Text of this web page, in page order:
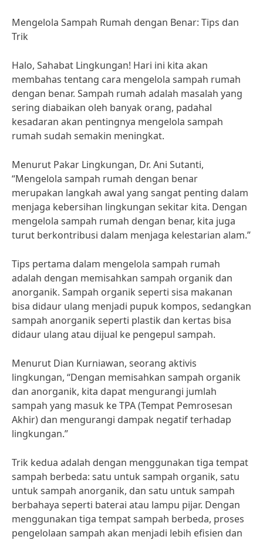
Mengelola Sampah Rumah dengan Benar: Tips dan
Trik
Halo, Sahabat Lingkungan! Hari ini kita akan
membahas tentang cara mengelola sampah rumah
dengan benar. Sampah rumah adalah masalah yang
sering diabaikan oleh banyak orang, padahal
kesadaran akan pentingnya mengelola sampah
rumah sudah semakin meningkat.
Menurut Pakar Lingkungan, Dr. Ani Sutanti,
“Mengelola sampah rumah dengan benar
merupakan langkah awal yang sangat penting dalam
menjaga kebersihan lingkungan sekitar kita. Dengan
mengelola sampah rumah dengan benar, kita juga
turut berkontribusi dalam menjaga kelestarian alam.”
Tips pertama dalam mengelola sampah rumah
adalah dengan memisahkan sampah organik dan
anorganik. Sampah organik seperti sisa makanan
bisa didaur ulang menjadi pupuk kompos, sedangkan
sampah anorganik seperti plastik dan kertas bisa
didaur ulang atau dijual ke pengepul sampah.
Menurut Dian Kurniawan, seorang aktivis
lingkungan, “Dengan memisahkan sampah organik
dan anorganik, kita dapat mengurangi jumlah
sampah yang masuk ke TPA (Tempat Pemrosesan
Akhir) dan mengurangi dampak negatif terhadap
lingkungan.”
Trik kedua adalah dengan menggunakan tiga tempat
sampah berbeda: satu untuk sampah organik, satu
untuk sampah anorganik, dan satu untuk sampah
berbahaya seperti baterai atau lampu pijar. Dengan
menggunakan tiga tempat sampah berbeda, proses
pengelolaan sampah akan menjadi lebih efisien dan